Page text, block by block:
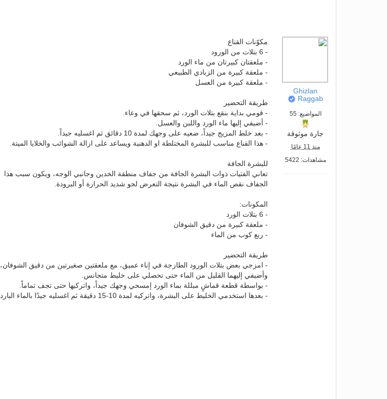
Ghizlan
Raggab
المواضيع: 55
جارة موثوقة
منذ 11 عامًا
مشاهدات: 5422
مكوّنات القناع
- 6 بتلات من الورود
- ملعقتان كبيرتان من ماء الورد
- ملعقة كبيرة من الزبادي الطبيعي
- ملعقة كبيرة من العسل
طريقة التحضير
- قومي بداية بنقع بتلات الورد، ثم سحقها في وعاء.
- أضيفي إليها ماء الورد واللبن والعسل.
- بعد خلط المزيج جيداً، ضعيه على وجهك لمدة 10 دقائق ثم اغسليه جيداً.
- هذا القناع مناسب للبشرة المختلطة او الدهنية ويساعد على ازالة الشوائب والخلايا الميتة.
للبشرة الجافة
تعاني الفتيات ذوات البشرة الجافة من جفاف منطقة الخدين وجانبي الوجه، ويكون سبب هذا
الجفاف نقص الماء في البشرة نتيجة التعرض لجو شديد الحرارة أو البرودة.
المكونات:
- 6 بتلات الورد
- ملعقة كبيرة من دقيق الشوفان
- ربع كوب من الماء
طريقة التحضير
- امزجي بعض بتلات الورود الطازجة في إناء عميق، مع ملعقتين صغيرتين من دقيق الشوفان،
وأضيفي إليهما القليل من الماء حتى تحصلي على خليط متجانس.
- بواسطة قطعة قماشٍ مبللة بماء الورد إمسحي وجهك جيداً، واتركيها حتى تجف تماماً.
- بعدها استخدمي الخليط على البشرة، واتركيه لمدة 10-15 دقيقة ثم اغسليه جيدًا بالماء البارد.